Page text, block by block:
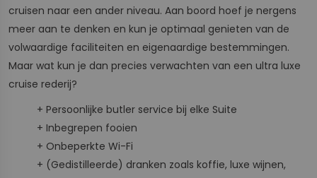
cruisen naar een ander niveau. Aan boord hoef je nergens
meer aan te denken en kun je optimaal genieten van de
volwaardige faciliteiten en eigenaardige bestemmingen.
Maar wat kun je dan precies verwachten van een ultra luxe
cruise rederij?
+ Persoonlijke butler service bij elke Suite
+ Inbegrepen fooien
+ Onbeperkte Wi-Fi
+ (Gedistilleerde) dranken zoals koffie, luxe wijnen,